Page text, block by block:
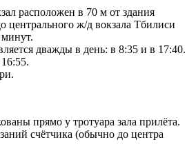
расположен в 70 м от здания
центрального ж/д вокзала Тбилиси
дважды в день: в 8:35 и в 17:40.
прямо у тротуара зала прилёта.
счётчика (обычно до центра